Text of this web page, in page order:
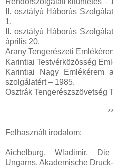
II. osztályú Háborús
1.
II. osztályú Háborús
április 20.
Arany Tengerészeti
Karintiai Testvérközösség
Karintiai Nagy Emlékérem
szolgálatért – 1985.
Osztrák Tengerészszövetség
Felhasznált irodalom:
Aichelburg, Wladimir. Die
Ungarns. Akademische